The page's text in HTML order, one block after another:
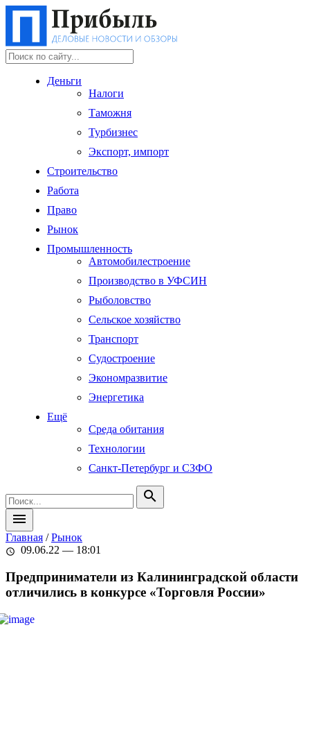
Деньги
Налоги
Таможня
Турбизнес
Экспорт, импорт
Строительство
Работа
Право
Рынок
Промышленность
Автомобилестроение
Производство в УФСИН
Рыболовство
Сельское хозяйство
Транспорт
Судостроение
Экономразвитие
Энергетика
Ещё
Среда обитания
Технологии
Санкт-Петербург и СЗФО
search
menu
Главная /Рынок
schedule 09.06.22 — 18:01
Предприниматели из Калининградской области
отличились в конкурсе «Торговля России»